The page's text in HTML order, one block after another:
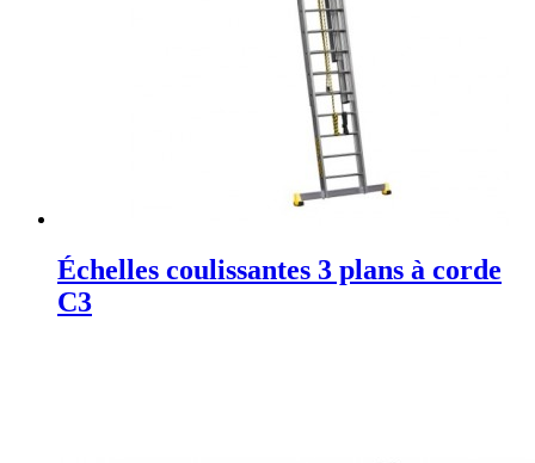
Échelles coulissantes 3 plans à corde
C3